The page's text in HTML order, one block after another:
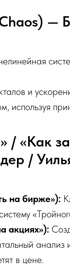
—
и
используя
/ «Как
/
на бирже»):
акциях»):
анализ
в цене.